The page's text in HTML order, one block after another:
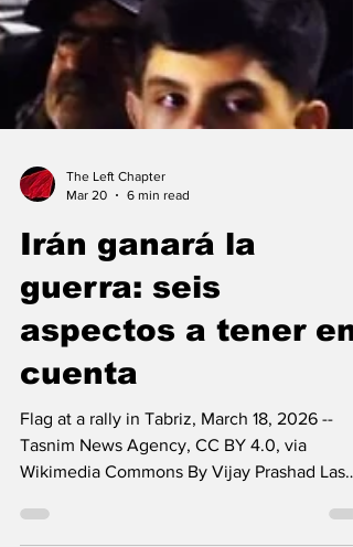
The Left Chapter
Mar 20
6 min read
Irán ganará la
guerra: seis
aspectos a tener en
cuenta
Flag at a rally in Tabriz, March 18, 2026 --
Tasnim News Agency, CC BY 4.0, via